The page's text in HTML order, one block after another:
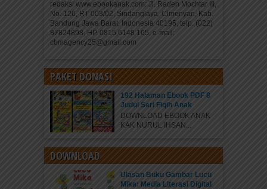
redaksi www.ebookanak.com: Jl. Raden Mochtar III,
No. 126, RT 003/02, Sindanglaya, Cimenyan, Kab.
Bandung Jawa Barat, Indonesia 40195, telp. (022)
87824898, HP. 0815 6148 165. e-mail:
cbmagency25@gmail.com
PAKET DONASI
192 Halaman Ebook PDF 8
Judul Seri Fiqih Anak
DOWNLOAD EBOOK ANAK
KAK NURUL IHSAN...
DOWNLOAD
Ulasan Buku Gambar Lucu
Mika: Media Literasi Digital